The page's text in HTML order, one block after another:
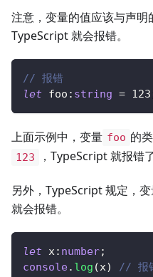
注意，变量的值应该与声明
TypeScript 就会报错。
// 报错
let foo : string = 123
上面示例中，变量 foo 的
123 ，TypeScript 就报错了
另外，TypeScript 规定，
就会报错。
let x : number;
console. log (x) // 报